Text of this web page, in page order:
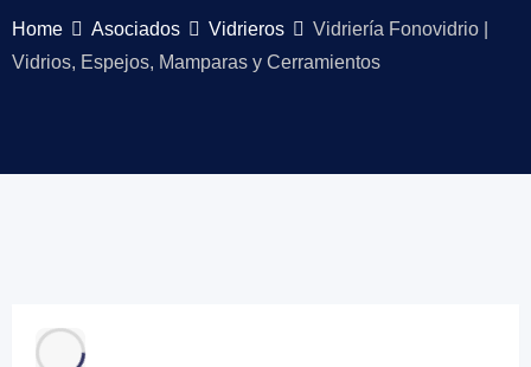
Home Asociados Vidrieros
Vidriería Fonovidrio |
Vidrios, Espejos, Mamparas y Cerramientos